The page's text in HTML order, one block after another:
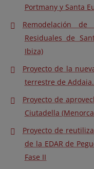
Portmany y Santa
Remodelación
Residuales de
Ibiza)
Proyecto de la
terrestre de
Proyecto de
Ciutadella
Proyecto de
de la EDAR de
Fase II